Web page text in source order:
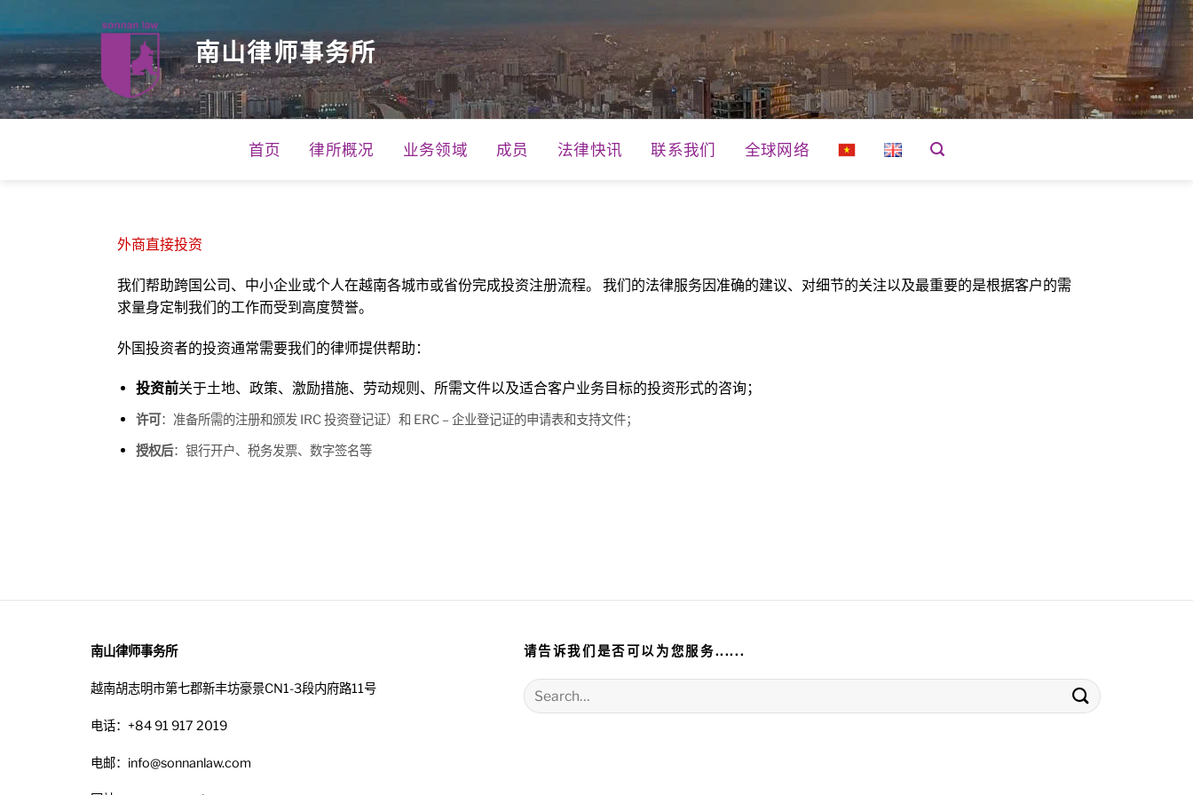
到
内
容
南山律师事务所
首页 律所概况 业务领域 成员 法律快讯 联系我们 全球网络
外商直接投资
我们帮助跨国公司、中小企业或个人在越南各城市或省份完成投资注册流程。 我们的法律服务因准确的建议、对细节的关注以及最重要的是根据客户的需
求量身定制我们的工作而受到高度赞誉。
外国投资者的投资通常需要我们的律师提供帮助：
投资前关于土地、政策、激励措施、劳动规则、所需文件以及适合客户业务目标的投资形式的咨询；
许可：准备所需的注册和颁发 IRC 投资登记证）和 ERC – 企业登记证的申请表和支持文件；
授权后：银行开户、税务发票、数字签名等
南山律师事务所
越南胡志明市第七郡新丰坊豪景CN1-3段内府路11号
电话：+84 91 917 2019
电邮：info@sonnanlaw.com
请告诉我们是否可以为您服务......